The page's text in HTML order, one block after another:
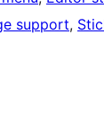
support,